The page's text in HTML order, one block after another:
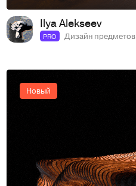
Ilya Alekseev
PRO Дизайн предметов
Новый